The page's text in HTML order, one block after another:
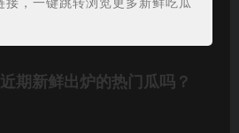
接，一键跳转浏览更多新鲜吃瓜
期新鲜出炉的热门瓜吗？